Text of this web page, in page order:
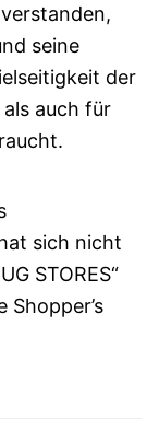
seine
der
auch für
sich nicht
STORES“